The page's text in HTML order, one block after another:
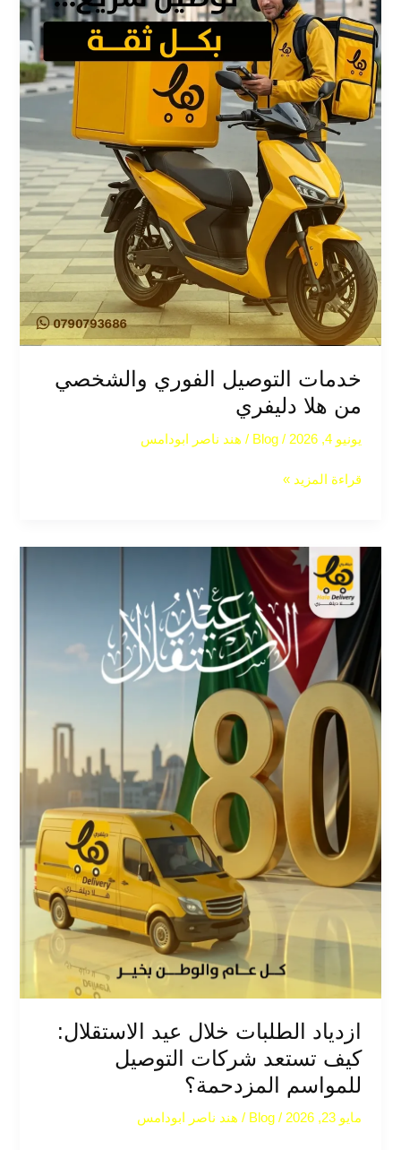
خدمات التوصيل الفوري والشخصي
من هلا دليفري
يونيو 4, 2026 /
Blog
/ هند ناصر ابودامس
هلا
دليفري
قراءة المزيد »
ازدياد الطلبات خلال عيد الاستقلال:
كيف تستعد شركات التوصيل
للمواسم المزدحمة؟
مايو 23, 2026 /
Blog
/ هند ناصر ابودامس
ازدياد
الطلبات
خلال
عيد
الاستقلال:
كيف
تستعد
شركات
التوصيل
للمواسم
المزدحمة؟